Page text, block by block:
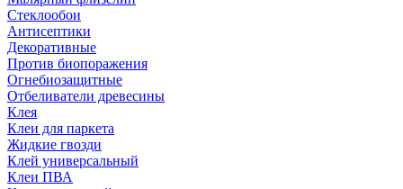
Стеклообои
Антисептики
Декоративные
Против биопоражения
Огнебиозащитные
Отбеливатели древесины
Клея
Клеи для паркета
Жидкие гвозди
Клей универсальный
Клеи ПВА